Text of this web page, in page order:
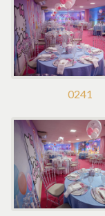
0241